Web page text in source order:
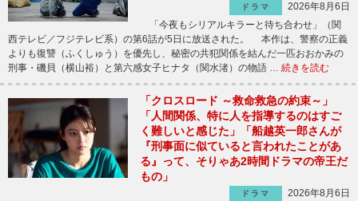
ドラマ
2026年8月6日
「今夜もシリアルキラーと待ち合わせ」（関
西テレビ／フジテレビ系）の第6話が5日に放送された。 本作は、警察の正義
よりも復讐（ふくしゅう）を優先し、秘密の共犯関係を結んだ一匹おおかみの
刑事・磯貝（横山裕）と第六感女子ヒナタ（関水渚）の物語 … 続きを読む
「クロスロード ～救命救急の約束～」
「人間関係、特に人を指導するのはすご
く難しいと感じた」「船越英一郎さんが
『刑事面に似ていると言われたことがあ
る』って、そりゃあ2時間ドラマの帝王だ
もの」
ドラマ
2026年8月6日